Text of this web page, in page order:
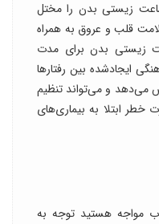
زیستی بدن را مختل
قلب و عروق به همراه
زیستی بدن برای مدت
ایجادشده بین رفتارها
می‌دهد و می‌تواند تنظیم
خطر ابتلا به بیماری‌های
مواجه هستید توجه به